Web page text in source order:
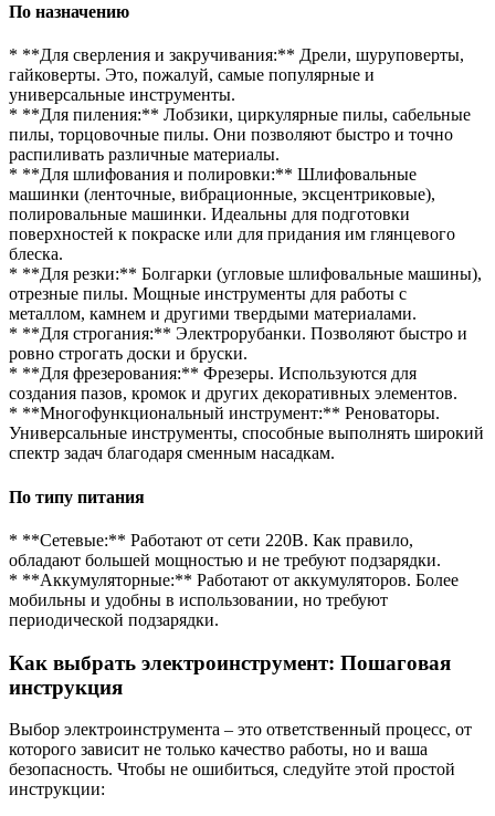
По назначению
* **Для сверления и закручивания:** Дрели, шуруповерты,
гайковерты. Это, пожалуй, самые популярные и
универсальные инструменты.
* **Для пиления:** Лобзики, циркулярные пилы, сабельные
пилы, торцовочные пилы. Они позволяют быстро и точно
распиливать различные материалы.
* **Для шлифования и полировки:** Шлифовальные
машинки (ленточные, вибрационные, эксцентриковые),
полировальные машинки. Идеальны для подготовки
поверхностей к покраске или для придания им глянцевого
блеска.
* **Для резки:** Болгарки (угловые шлифовальные машины),
отрезные пилы. Мощные инструменты для работы с
металлом, камнем и другими твердыми материалами.
* **Для строгания:** Электрорубанки. Позволяют быстро и
ровно строгать доски и бруски.
* **Для фрезерования:** Фрезеры. Используются для
создания пазов, кромок и других декоративных элементов.
* **Многофункциональный инструмент:** Реноваторы.
Универсальные инструменты, способные выполнять широкий
спектр задач благодаря сменным насадкам.
По типу питания
* **Сетевые:** Работают от сети 220В. Как правило,
обладают большей мощностью и не требуют подзарядки.
* **Аккумуляторные:** Работают от аккумуляторов. Более
мобильны и удобны в использовании, но требуют
периодической подзарядки.
Как выбрать электроинструмент: Пошаговая
инструкция
Выбор электроинструмента – это ответственный процесс, от
которого зависит не только качество работы, но и ваша
безопасность. Чтобы не ошибиться, следуйте этой простой
инструкции: